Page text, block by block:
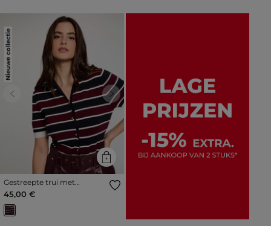
Nieuwe collectie
Previous Next
Gestreepte trui met
polokraag bordeaux vrouw
45,00 €